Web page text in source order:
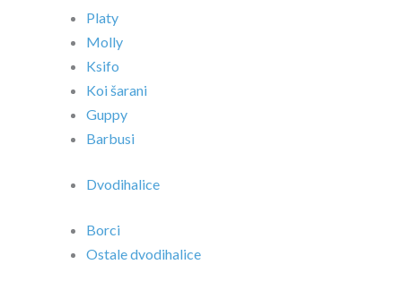
Platy
Molly
Ksifo
Koi šarani
Guppy
Barbusi
Dvodihalice
Borci
Ostale dvodihalice